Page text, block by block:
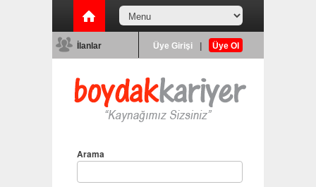
İlanlar Üye Girişi Üye Ol
Arama